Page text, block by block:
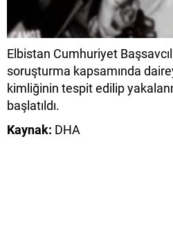
Elbistan Cumhuriyet
soruşturma kapsamında
kimliğinin tespit edilip
başlatıldı.
Kaynak: DHA